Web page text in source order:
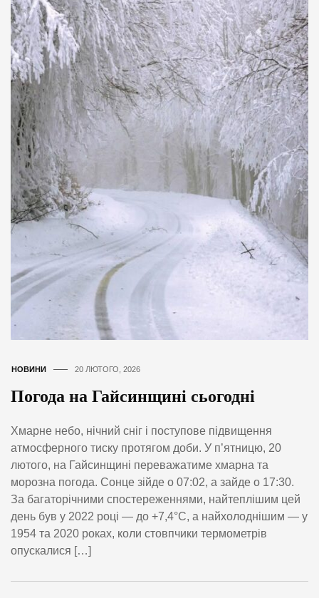
НОВИНИ 20 ЛЮТОГО, 2026
Погода на Гайсинщині сьогодні
Хмарне небо, нічний сніг і поступове підвищення
атмосферного тиску протягом доби. У п’ятницю, 20
лютого, на Гайсинщині переважатиме хмарна та
морозна погода. Сонце зійде о 07:02, а зайде о 17:30.
За багаторічними спостереженнями, найтеплішим цей
день був у 2022 році — до +7,4°C, а найхолоднішим — у
1954 та 2020 роках, коли стовпчики термометрів
опускалися […]